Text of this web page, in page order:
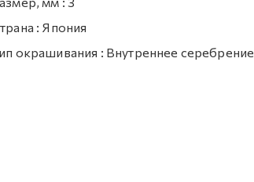
: Япония
окрашивания : Внутреннее серебрение